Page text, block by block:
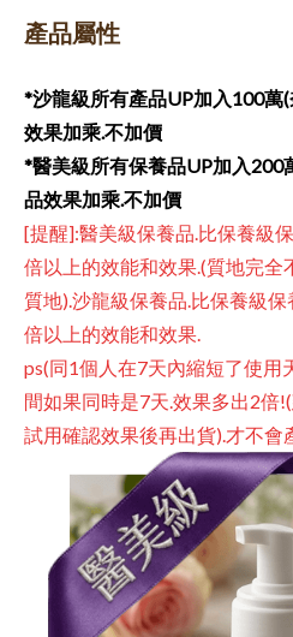
產品屬性
*沙龍級所有產品UP加入100萬
效果加乘.不加價
*醫美級所有保養品UP加入200
品效果加乘.不加價
[提醒]:醫美級保養品.比保養級
倍以上的效能和效果.(質地完全
質地).沙龍級保養品.比保養級
倍以上的效能和效果.
ps(同1個人在7天內縮短了使用
間如果同時是7天.效果多出2倍
試用確認效果後再出貨).才不會